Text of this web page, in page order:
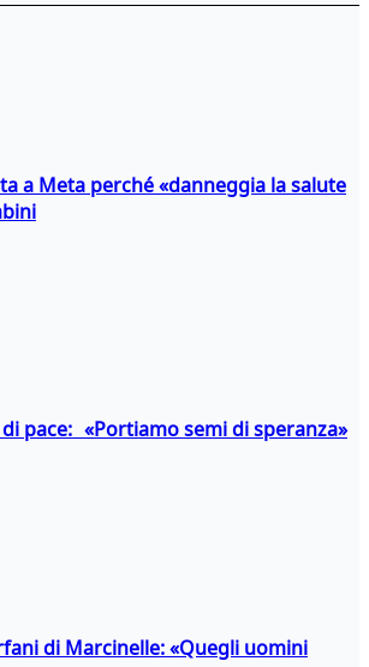
a Meta perché «danneggia la salute
pace: «Portiamo semi di speranza»
di Marcinelle: «Quegli uomini